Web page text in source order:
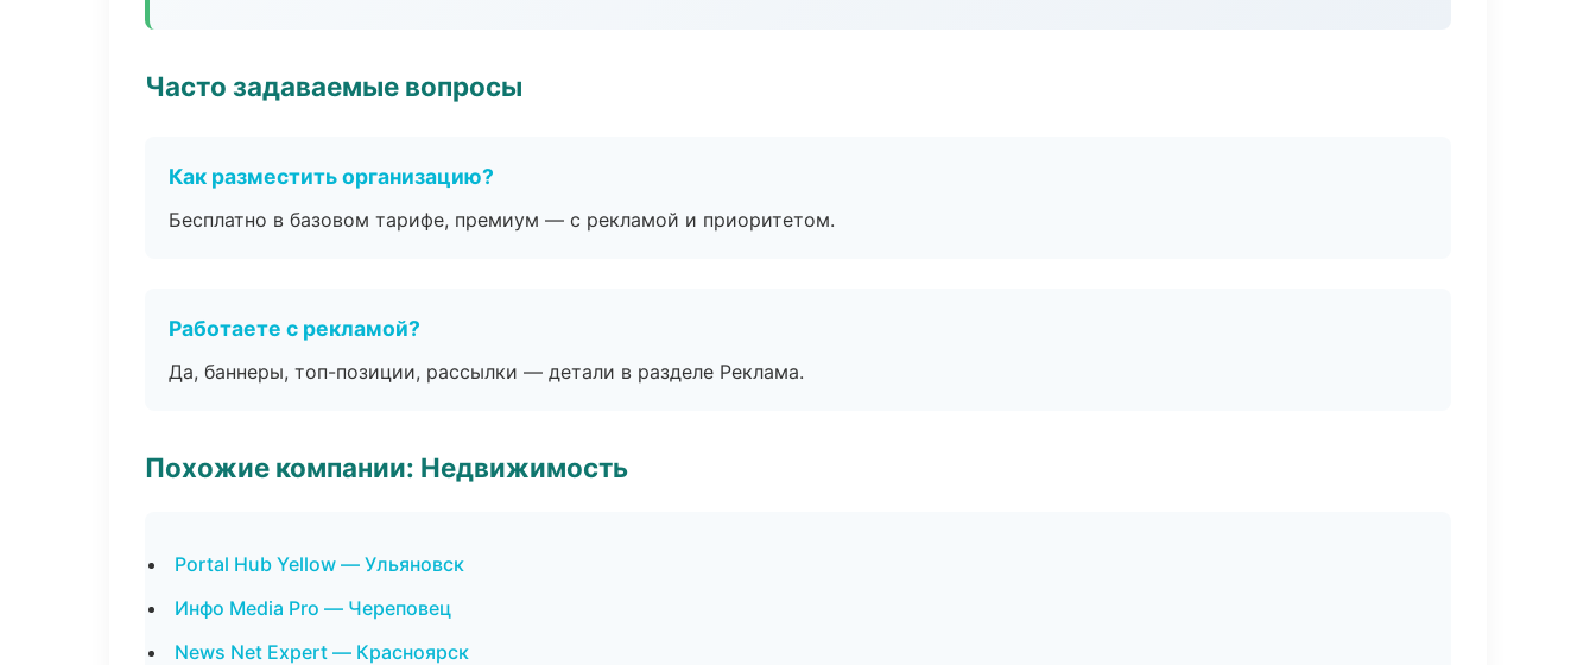
Часто задаваемые вопросы
Как разместить организацию?
Бесплатно в базовом тарифе, премиум — с рекламой и приоритетом.
Работаете с рекламой?
Да, баннеры, топ-позиции, рассылки — детали в разделе Реклама.
Похожие компании: Недвижимость
Portal Hub Yellow — Ульяновск
Инфо Media Pro — Череповец
News Net Expert — Красноярск